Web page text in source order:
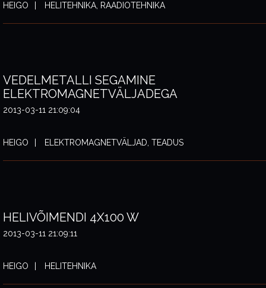
HEIGO HELITEHNIKA, RAADIOTEHNIKA
VEDELMETALLI SEGAMINE
ELEKTROMAGNETVÄLJADEGA
2013-03-11 21:09:04
HEIGO ELEKTROMAGNETVÄLJAD, TEADUS
HELIVÕIMENDI 4X100 W
2013-03-11 21:09:11
HEIGO HELITEHNIKA